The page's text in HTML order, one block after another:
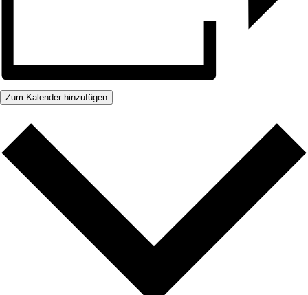
Zum Kalender hinzufügen